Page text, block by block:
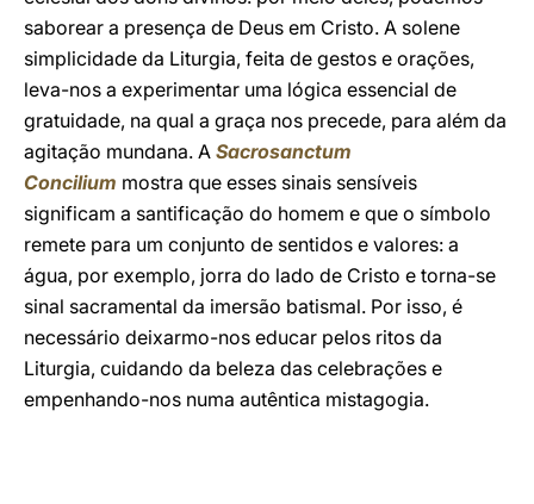
saborear a presença de Deus em Cristo. A solene
simplicidade da Liturgia, feita de gestos e orações,
leva-nos a experimentar uma lógica essencial de
gratuidade, na qual a graça nos precede, para além da
agitação mundana. A Sacrosanctum
Concilium mostra que esses sinais sensíveis
significam a santificação do homem e que o símbolo
remete para um conjunto de sentidos e valores: a
água, por exemplo, jorra do lado de Cristo e torna-se
sinal sacramental da imersão batismal. Por isso, é
necessário deixarmo-nos educar pelos ritos da
Liturgia, cuidando da beleza das celebrações e
empenhando-nos numa autêntica mistagogia.